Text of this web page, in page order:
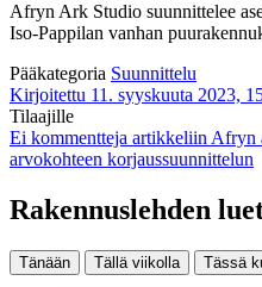
Afryn Ark Studio suunnittelee
Iso-Pappilan vanhan
Pääkategoria Suunnittelu
Kirjoitettu 11. syyskuuta 2023,
Tilaajille
Ei kommentteja artikkeliin Afryn
arvokohteen korjaussuunnittelun
Rakennuslehden
Tänään Tällä viikolla Tässä